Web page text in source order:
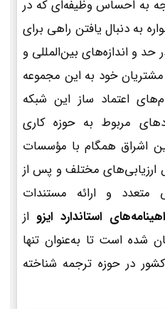
به احساس وظیفه‌ای که در
به دنبال یافتن راهی برای
حد و اندازه‌های بین‌المللی و
خود به این مجموعه
اعتماد ساز این شبکه
مربوط به حوزه کاری
اشراق همگام با مؤسسات
ارزیابی‌های مختلف و پس از
متعدد و ارائه مستندات
استاندارد ایزو از
شده است تا به‌عنوان تنها
کشور در حوزه ترجمه شناخته